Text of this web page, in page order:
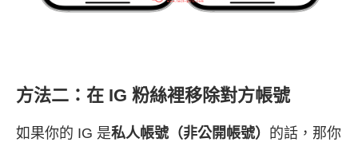
方法二：在 IG 粉絲裡移除對方帳號
如果你的 IG 是私人帳號（非公開帳號） 的話，那你